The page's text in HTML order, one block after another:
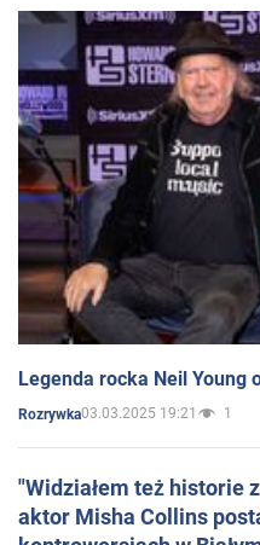
Legenda rocka Neil Young
Rozrywka03.03.2025 19:21 1
"Widziałem też historie
aktor Misha Collins